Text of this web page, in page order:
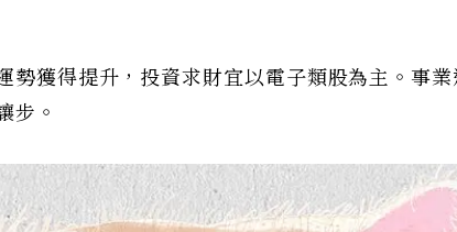
勢獲得提升，投資求財宜以電子類股為主。事
步。